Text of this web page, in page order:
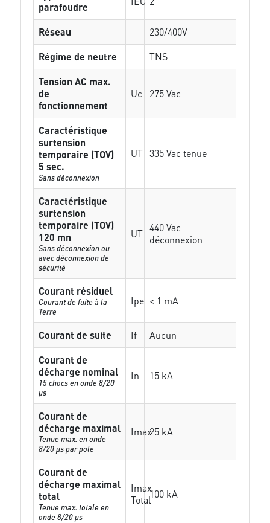
parafoudre
Réseau
230/400V
Régime de neutre
TNS
Tension AC max.
de
fonctionnement
Uc 275 Vac
Caractéristique
surtension
temporaire (TOV)
5 sec.
Sans déconnexion
UT 335 Vac tenue
Caractéristique
surtension
temporaire (TOV)
120 mn
Sans déconnexion ou
avec déconnexion de
sécurité
UT 440 Vac
déconnexion
Courant résiduel
Courant de fuite à la
Terre
Ipe < 1 mA
Courant de suite If
Aucun
Courant de
décharge nominal
15 chocs en onde 8/20
µs
In 15 kA
Courant de
décharge maximal
Tenue max. en onde
8/20 µs par pole
Imax25 kA
Courant de
décharge maximal
total
Tenue max. totale en
onde 8/20 µs
Imax
Total100 kA